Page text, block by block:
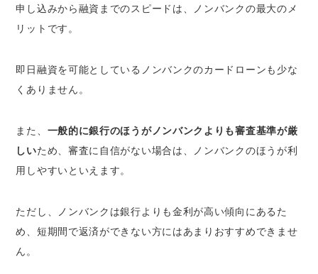
申し込みから融資までのスピードは、ノンバンクの最大のメ
リットです。
即日融資を可能としているノンバンクのカードローンも少な
くありません。
また、 一般的に銀行のほうがノンバンクよりも審査基準が厳
しいため、審査に自信がない場合は、ノンバンクのほうが利
用しやすいといえます。
ただし、ノンバンクは銀行よりも金利が高い傾向にあるた
め、短期間で返済ができない方にはあまりおすすめできませ
ん。